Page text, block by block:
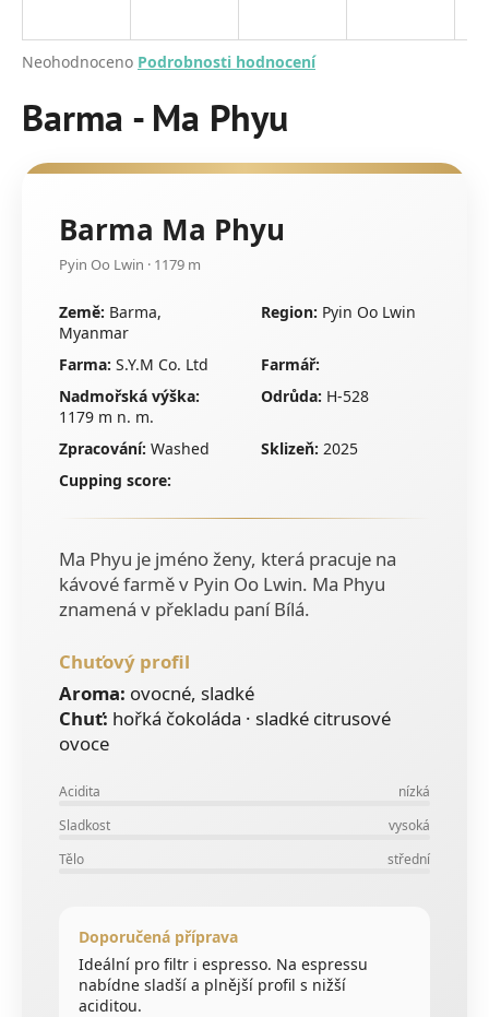
Průměrné
produktu
je
Neohodnoceno Podrobnosti hodnocení
Barma - Ma Phyu
Barma Ma Phyu
Pyin Oo Lwin · 1179 m
Země: Barma,
Myanmar
Region: Pyin Oo Lwin
Farma: S.Y.M Co. Ltd
Farmář:
Nadmořská výška:
1179 m n. m.
Odrůda: H-528
Zpracování: Washed Sklizeň: 2025
Cupping score:
Ma Phyu je jméno ženy, která pracuje na
kávové farmě v Pyin Oo Lwin. Ma Phyu
znamená v překladu paní Bílá.
Chuťový profil
Aroma: ovocné, sladké
Chuť: hořká čokoláda · sladké citrusové
ovoce
Acidita
nízká
Sladkost
vysoká
Tělo
střední
Doporučená příprava
Ideální pro filtr i espresso. Na espressu
nabídne sladší a plnější profil s nižší
aciditou.
j
t
?
MURAHO